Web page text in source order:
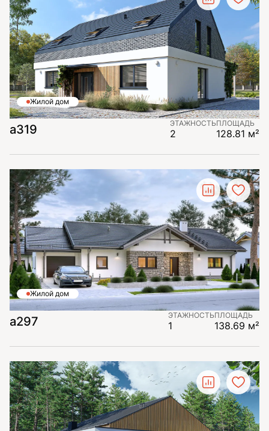
Жилой дом
а319 ЭТАЖНОСТЬ
2
ПЛОЩАДЬ
128.81 м²
Жилой дом
а297 ЭТАЖНОСТЬ
1
ПЛОЩАДЬ
138.69 м²